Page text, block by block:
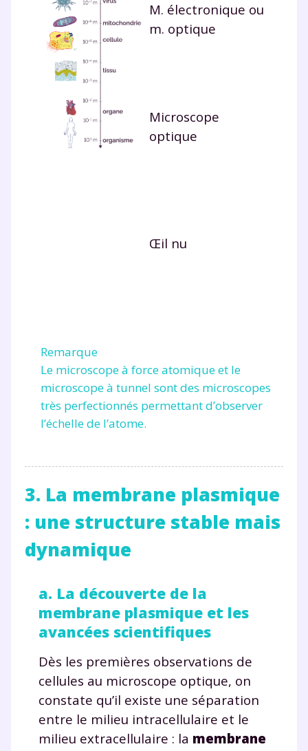
M. électronique ou
m. optique
Microscope
optique
Œil nu
Remarque
Le microscope à force atomique et le
microscope à tunnel sont des microscopes
très perfectionnés permettant d’observer
l’échelle de l’atome.
3. La membrane plasmique
: une structure stable mais
dynamique
a. La découverte de la
membrane plasmique et les
avancées scientifiques
Dès les premières observations de
cellules au microscope optique, on
constate qu’il existe une séparation
entre le milieu intracellulaire et le
milieu extracellulaire : la membrane